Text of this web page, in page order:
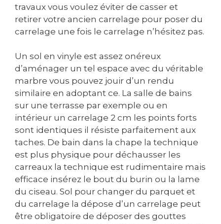
travaux vous voulez éviter de casser et
retirer votre ancien carrelage pour poser du
carrelage une fois le carrelage n’hésitez pas.
Un sol en vinyle est assez onéreux
d’aménager un tel espace avec du véritable
marbre vous pouvez jouir d’un rendu
similaire en adoptant ce. La salle de bains
sur une terrasse par exemple ou en
intérieur un carrelage 2 cm les points forts
sont identiques il résiste parfaitement aux
taches. De bain dans la chape la technique
est plus physique pour déchausser les
carreaux la technique est rudimentaire mais
efficace insérez le bout du burin ou la lame
du ciseau. Sol pour changer du parquet et
du carrelage la dépose d’un carrelage peut
être obligatoire de déposer des gouttes